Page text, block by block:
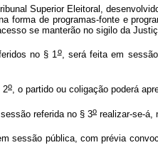
Superior Eleitoral,
forma de programas-fonte e
se manterão no sigilo da
no § 1o, será feita em
2o, o partido ou coligação poderá
referida no § 3o realizar-se-á,
sessão pública, com prévia